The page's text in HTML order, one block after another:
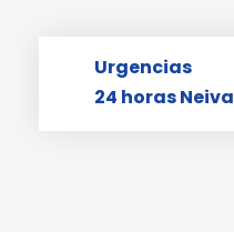
Urgencias
24 horas Neiva